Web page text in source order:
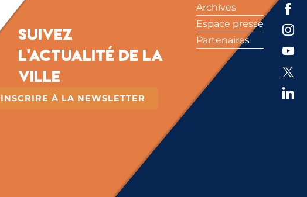
Suivez
l'actualité de la
ville
À LA NEWSLETTER
Archives
Espace presse
Partenaires